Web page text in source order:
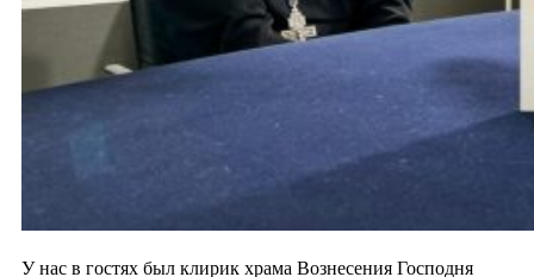
У нас в гостях был клирик храма Вознесения Господня